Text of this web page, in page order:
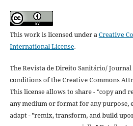
This work is licensed under a Creative
International License.
The Revista de Direito Sanitário/ Journal
conditions of the Creative Commons
This license allows to share - "copy and
any medium or format for any purpose,
adapt - "remix, transform, and build